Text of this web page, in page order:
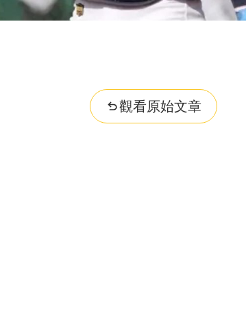
觀看原始文章